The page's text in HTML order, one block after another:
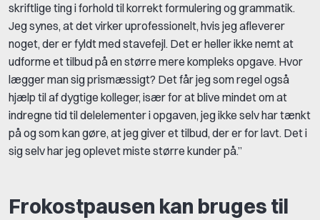
skriftlige ting i forhold til korrekt formulering og grammatik.
Jeg synes, at det virker uprofessionelt, hvis jeg afleverer
noget, der er fyldt med stavefejl. Det er heller ikke nemt at
udforme et tilbud på en større mere kompleks opgave. Hvor
lægger man sig prismæssigt? Det får jeg som regel også
hjælp til af dygtige kolleger, især for at blive mindet om at
indregne tid til delelementer i opgaven, jeg ikke selv har tænkt
på og som kan gøre, at jeg giver et tilbud, der er for lavt. Det i
sig selv har jeg oplevet miste større kunder på.”
Frokostpausen kan bruges til